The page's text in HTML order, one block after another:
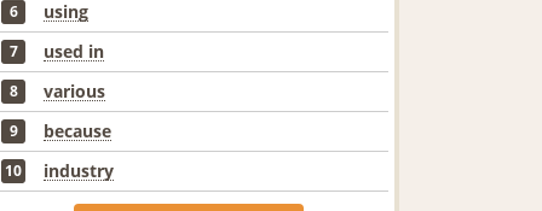
6 using
7 used in
8 various
9 because
10 industry